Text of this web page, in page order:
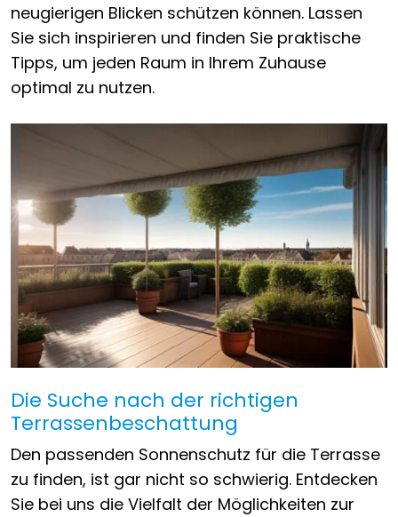
neugierigen Blicken schützen können. Lassen
Sie sich inspirieren und finden Sie praktische
Tipps, um jeden Raum in Ihrem Zuhause
optimal zu nutzen.
Die Suche nach der richtigen
Terrassenbeschattung
Den passenden Sonnenschutz für die Terrasse
zu finden, ist gar nicht so schwierig. Entdecken
Sie bei uns die Vielfalt der Möglichkeiten zur